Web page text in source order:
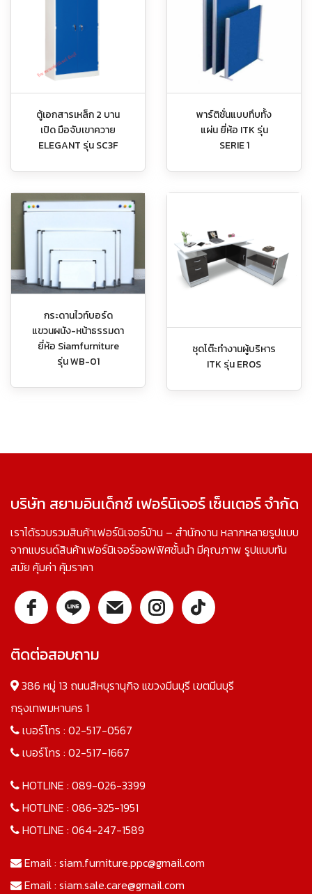
ตู้เอกสารเหล็ก 2 บาน
เปิด มือจับเขาควาย
ELEGANT รุ่น SC3F
พาร์ติชั่นแบบทึบทั้ง
แผ่น ยี่ห้อ ITK รุ่น
SERIE 1
กระดานไวท์บอร์ด
แขวนผนัง-หน้าธรรมดา
ยี่ห้อ Siamfurniture
รุ่น WB-01
ชุดโต๊ะทำงานผู้บริหาร
ITK รุ่น EROS
บริษัท สยามอินเด็กซ์ เฟอร์นิเจอร์ เซ็นเตอร์ จำกัด
เราได้รวบรวมสินค้าเฟอร์นิเจอร์บ้าน – สำนักงาน หลากหลายรูปแบบ
จากแบรนด์สินค้าเฟอร์นิเจอร์ออฟฟิศชั้นนำ มีคุณภาพ รูปแบบทัน
สมัย คุ้มค่า คุ้มราคา
ติดต่อสอบถาม
386 หมู่ 13 ถนนสีหบุรานุกิจ แขวงมีนบุรี เขตมีนบุรี
กรุงเทพมหานคร 1
เบอร์โทร : 02-517-0567
เบอร์โทร : 02-517-1667
HOTLINE : 089-026-3399
HOTLINE : 086-325-1951
HOTLINE : 064-247-1589
Email : siam.furniture.ppc@gmail.com
Email : siam.sale.care@gmail.com